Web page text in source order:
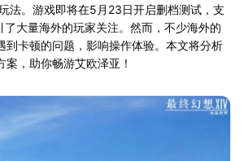
法。游戏即将在5月23日开启删档测试，支
大量海外的玩家关注。然而，不少海外的
到卡顿的问题，影响操作体验。本文将分析
，助你畅游艾欧泽亚！